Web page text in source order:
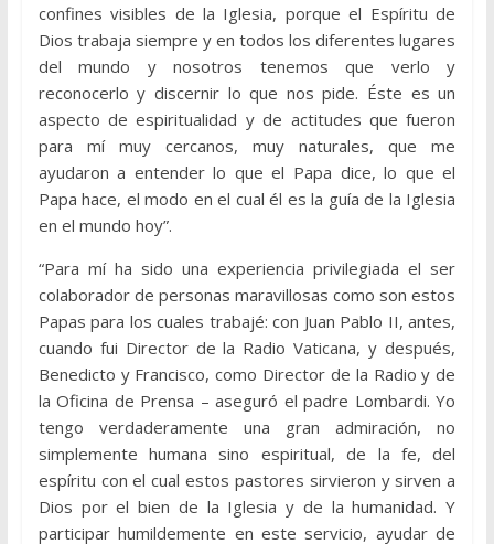
confines visibles de la Iglesia, porque el Espíritu de
Dios trabaja siempre y en todos los diferentes lugares
del mundo y nosotros tenemos que verlo y
reconocerlo y discernir lo que nos pide. Éste es un
aspecto de espiritualidad y de actitudes que fueron
para mí muy cercanos, muy naturales, que me
ayudaron a entender lo que el Papa dice, lo que el
Papa hace, el modo en el cual él es la guía de la Iglesia
en el mundo hoy”.
“Para mí ha sido una experiencia privilegiada el ser
colaborador de personas maravillosas como son estos
Papas para los cuales trabajé: con Juan Pablo II, antes,
cuando fui Director de la Radio Vaticana, y después,
Benedicto y Francisco, como Director de la Radio y de
la Oficina de Prensa – aseguró el padre Lombardi. Yo
tengo verdaderamente una gran admiración, no
simplemente humana sino espiritual, de la fe, del
espíritu con el cual estos pastores sirvieron y sirven a
Dios por el bien de la Iglesia y de la humanidad. Y
participar humildemente en este servicio, ayudar de